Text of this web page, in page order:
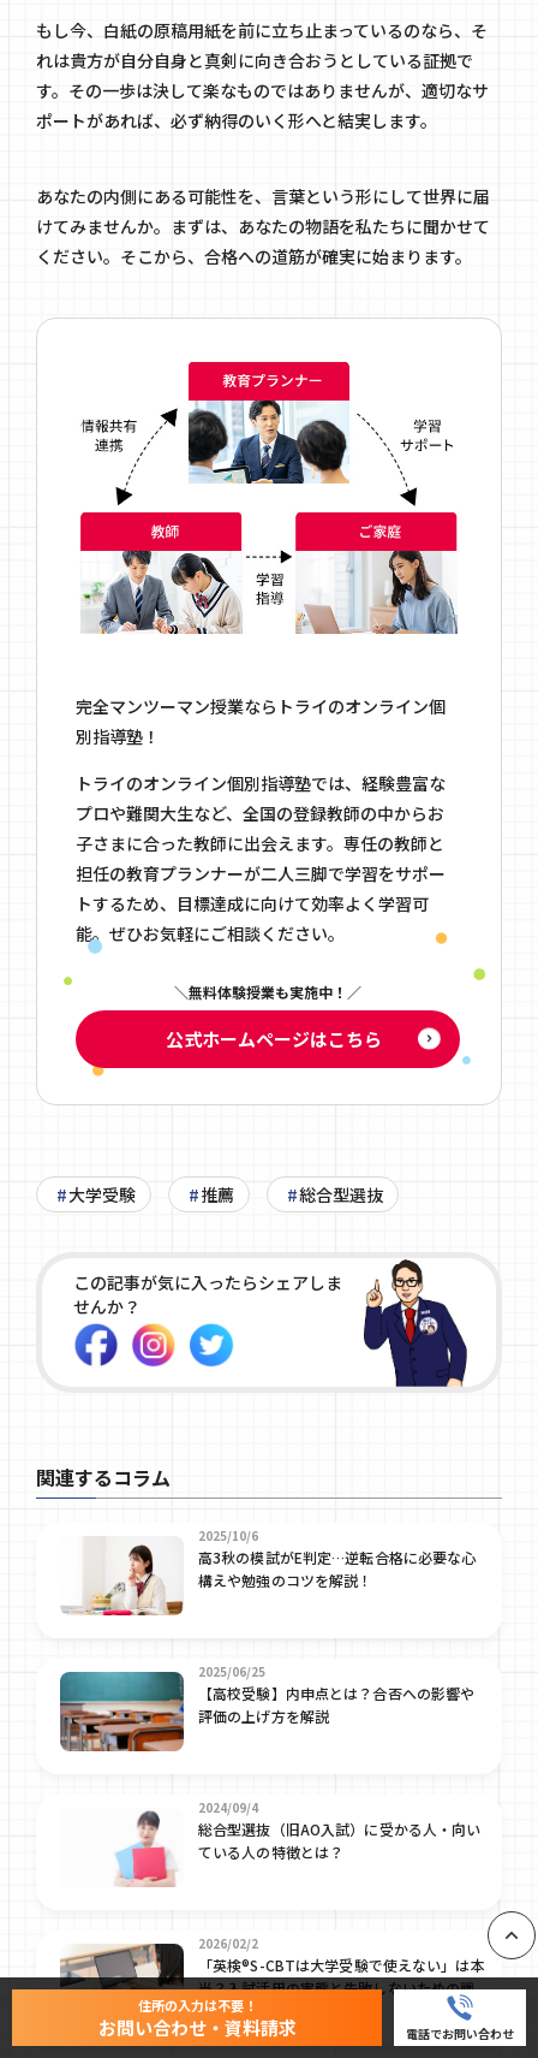
もし今、白紙の原稿用紙を前に立ち止まっているのなら、そ
れは貴方が自分自身と真剣に向き合おうとしている証拠で
す。その一歩は決して楽なものではありませんが、適切なサ
ポートがあれば、必ず納得のいく形へと結実します。
あなたの内側にある可能性を、言葉という形にして世界に届
けてみませんか。まずは、あなたの物語を私たちに聞かせて
ください。そこから、合格への道筋が確実に始まります。
完全マンツーマン授業ならトライのオンライン個
別指導塾！
トライのオンライン個別指導塾では、経験豊富な
プロや難関大生など、全国の登録教師の中からお
子さまに合った教師に出会えます。専任の教師と
担任の教育プランナーが二人三脚で学習をサポー
トするため、目標達成に向けて効率よく学習可
能。ぜひお気軽にご相談ください。
無料体験授業も実施中！
公式ホームページはこちら
大学受験 推薦 総合型選抜
この記事が気に入ったらシェアしま
せんか？
関連するコラム
2025/10/6
高3秋の模試がE判定…逆転合格に必要な心
構えや勉強のコツを解説！
2025/06/25
【高校受験】内申点とは？合否への影響や
評価の上げ方を解説
2024/09/4
総合型選抜（旧AO入試）に受かる人・向い
ている人の特徴とは？
2026/02/2
「英検®S-CBTは大学受験で使えない」は本
当？入試活用の実態と失敗しないための戦
略的活用法をプロが解説
住所の入力は不要！
お問い合わせ・資料請求 電話でお問い合わせ